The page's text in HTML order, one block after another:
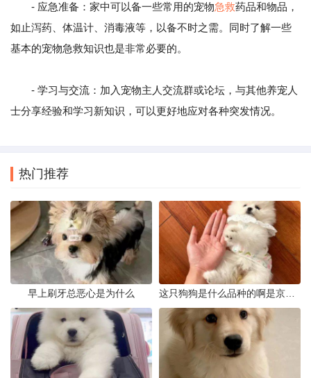
- 应急准备：家中可以备一些常用的宠物急救药品和物品，
如止泻药、体温计、消毒液等，以备不时之需。同时了解一些
基本的宠物急救知识也是非常必要的。
- 学习与交流：加入宠物主人交流群或论坛，与其他养宠人
士分享经验和学习新知识，可以更好地应对各种突发情况。
热门推荐
早上刷牙总恶心是为什么